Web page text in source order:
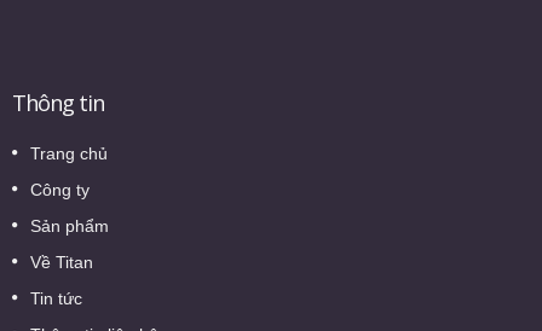
Thông tin
Trang chủ
Công ty
Sản phẩm
Về Titan
Tin tức